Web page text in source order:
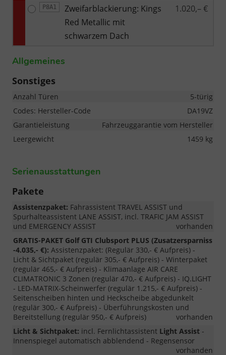
P8A1
Zweifarblackierung: Kings
Red Metallic mit
schwarzem Dach
1.020,– €
Allgemeines
Sonstiges
Anzahl Türen
5-türig
Codes: Hersteller-Code
DA19VZ
Garantieleistung
Fahrzeuggarantie vom Hersteller
Leergewicht
1459 kg
Serienausstattungen
Pakete
Assistenzpaket: Fahrassistent TRAVEL ASSIST und
Spurhalteassistent LANE ASSIST, incl. TRAFIC JAM ASSIST
und EMERGENCY ASSIST
vorhanden
GRATIS-PAKET Golf GTI Clubsport PLUS (Zusatzersparniss
-4.035,- €): Assistenzpaket: (Regulär 330,- € Aufpreis) -
Licht & Sichtpaket (regulär 305,- € Aufpreis) - Winterpaket
(regulär 465,- € Aufpreis) - Klimaanlage AIR CARE
CLIMATRONIC 3 Zonen (regulär 470,- € Aufpreis) - IQ.LIGHT
- LED-MATRIX-Scheinwerfer (regulär 1.215,- € Aufpreis) -
Seitenscheiben hinten und Heckscheibe abgedunkelt
(regulär 300,- € Aufpreis) - Überführungskosten und
Bereitstellung (regulär 950,- € Aufpreis)
vorhanden
Licht & Sichtpaket: incl. Fernlichtassistent Light Assist -
Innenspiegel automatisch abblendend - Regensensor
vorhanden